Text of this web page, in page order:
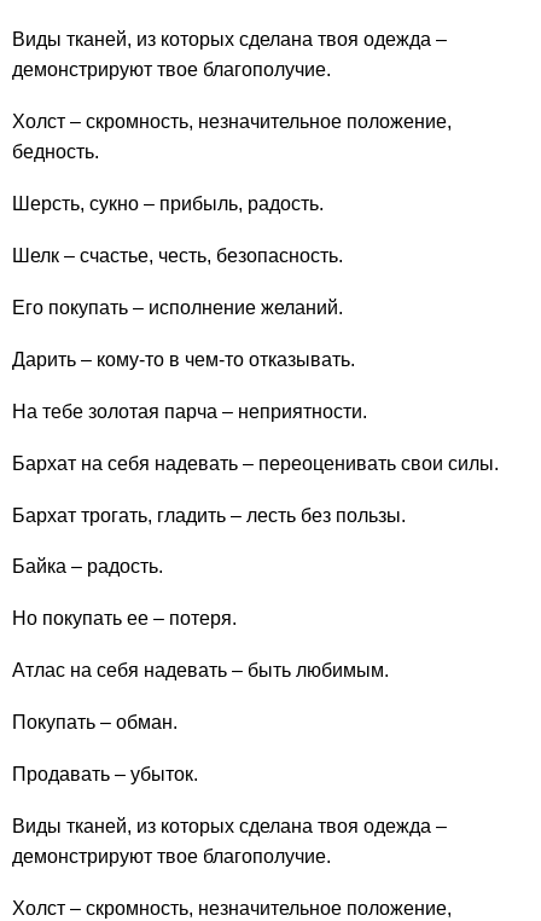
Виды тканей, из которых сделана твоя одежда –
демонстрируют твое благополучие.
Холст – скромность, незначительное положение,
бедность.
Шерсть, сукно – прибыль, радость.
Шелк – счастье, честь, безопасность.
Его покупать – исполнение желаний.
Дарить – кому-то в чем-то отказывать.
На тебе золотая парча – неприятности.
Бархат на себя надевать – переоценивать свои силы.
Бархат трогать, гладить – лесть без пользы.
Байка – радость.
Но покупать ее – потеря.
Атлас на себя надевать – быть любимым.
Покупать – обман.
Продавать – убыток.
Виды тканей, из которых сделана твоя одежда –
демонстрируют твое благополучие.
Холст – скромность, незначительное положение,